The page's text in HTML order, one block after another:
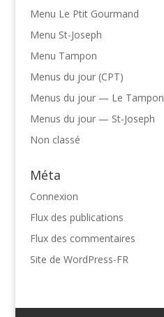
Menu Le Ptit Gourmand
Menu St-Joseph
Menu Tampon
Menus du jour (CPT)
Menus du jour — Le Tampon
Menus du jour — St-Joseph
Non classé
Méta
Connexion
Flux des publications
Flux des commentaires
Site de WordPress-FR